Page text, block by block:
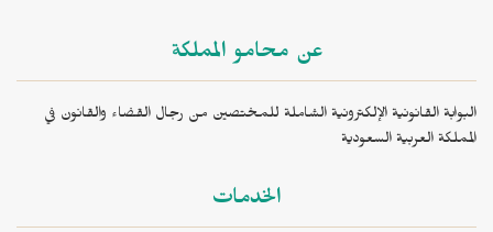
عن محامو المملكة
البوابة القانونية الإلكترونية الشاملة للمختصين من رجال القضاء والقانون في
المملكة العربية السعودية
الخدمات